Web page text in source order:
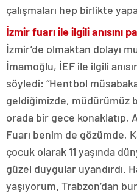
çalışmaları hep birlikte
İzmir fuarı ile ilgili anısını
İzmir’de olmaktan dolayı
İmamoğlu, İEF ile ilgili
söyledi: “Hentbol
geldiğimizde, müdürümüz
orada bir gece konaklatıp,
Fuarı benim de gözümde,
çocuk olarak 11 yaşında
güzel duygular uyandırdı.
yaşıyorum. Trabzon’dan